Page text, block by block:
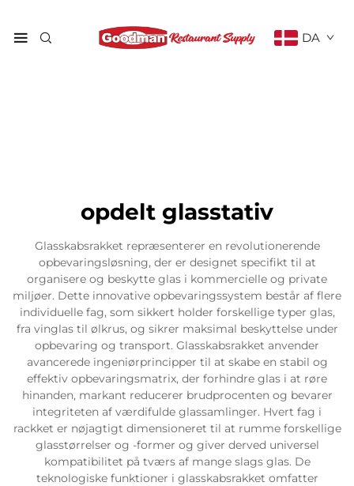
DA
opdelt glasstativ
Glasskabsrakket repræsenterer en revolutionerende
opbevaringsløsning, der er designet specifikt til at
organisere og beskytte glas i kommercielle og private
miljøer. Dette innovative opbevaringssystem består af flere
individuelle fag, som sikkert holder forskellige typer glas,
fra vinglas til ølkrus, og sikrer maksimal beskyttelse under
opbevaring og transport. Glasskabsrakket anvender
avancerede ingeniørprincipper til at skabe en stabil og
effektiv opbevaringsmatrix, der forhindre glas i at røre
hinanden, markant reducerer brudprocenten og bevarer
integriteten af værdifulde glassamlinger. Hvert fag i
rackket er nøjagtigt dimensioneret til at rumme forskellige
glasstørrelser og -former og giver derved universel
kompatibilitet på tværs af mange slags glas. De
teknologiske funktioner i glasskabsrakket omfatter